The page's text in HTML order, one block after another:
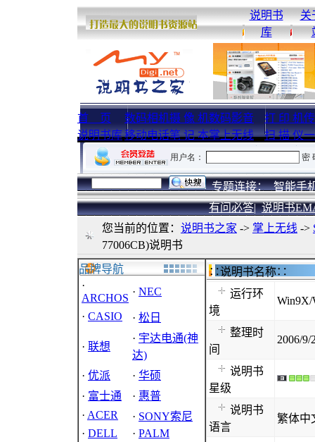
说明书
库
关
首 页
说明书库
数码相机摄 像 机数码影音
移动电话笔 记 本掌上无线
打 印 机
扫 描 仪
专题连接： 智能手
有问必答| 说明书
您当前的位置： 说明书之家 -> 掌上无线 ->
77006CB)说明书
品牌导航
·
ARCHOS
· NEC
· CASIO · 松日
· 联想
· 宇达电通(神
达)
· 优派 · 华硕
· 富士通 · 惠普
· ACER · SONY索尼
· DELL · PALM
∷说明书名
运行环
境
Win9X/
整理时
间
2006/9/
说明书
星级
说明书
语言
繁体中